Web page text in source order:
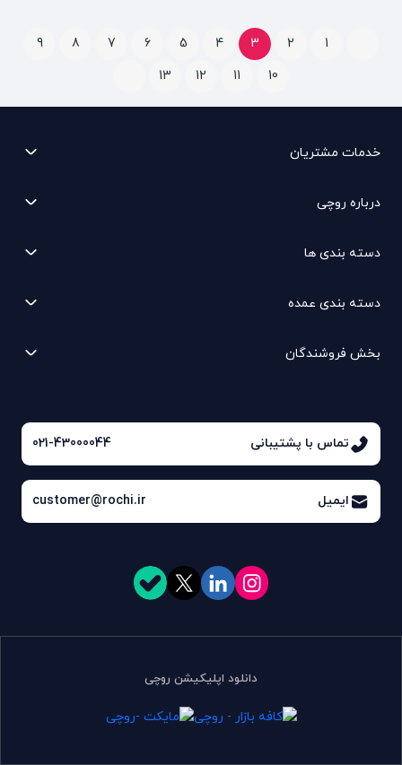
1
2
3
4
5
6
7
8
9
10
11
12
13
خدمات مشتریان
درباره روچی
دسته بندی ها
دسته بندی عمده
بخش فروشندگان
تماس با پشتیبانی 021-43000044
ایمیل customer@rochi.ir
دانلود اپلیکیشن روچی